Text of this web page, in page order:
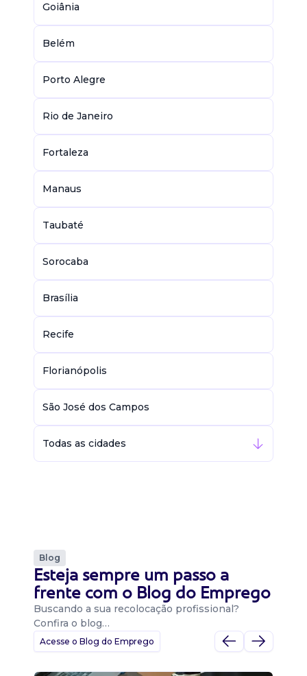
Goiânia
Belém
Porto Alegre
Rio de Janeiro
Fortaleza
Manaus
Taubaté
Sorocaba
Brasília
Recife
Florianópolis
São José dos Campos
Todas as cidades
Blog
Esteja sempre um passo a
frente com o Blog do Emprego
Buscando a sua recolocação profissional?
Confira o blog…
Acesse o Blog do Emprego